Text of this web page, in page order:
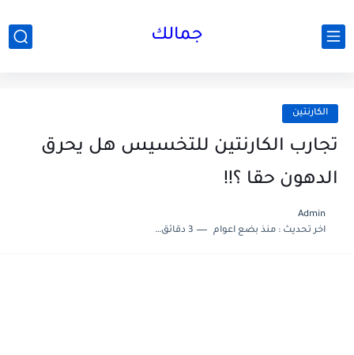
جمالك
الكارنتين
تجارب الكارنتين للتخسيس هل يحرق
الدهون حقا ؟!!
Admin
اخر تحديث :منذ بضع اعوام 3 دقائق للقراءة